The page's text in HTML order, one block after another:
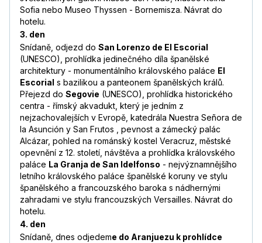
Sofia nebo Museo Thyssen - Bornemisza. Návrat do
hotelu.
3. den
Snídaně, odjezd do San Lorenzo de El Escorial
(UNESCO), prohlídka jedinečného díla španělské
architektury - monumentálního královského paláce El
Escorial s bazilikou a panteonem španělských králů.
Přejezd do Segovie (UNESCO), prohlídka historického
centra - římský akvadukt, který je jedním z
nejzachovalejších v Evropě, katedrála Nuestra Señora de
la Asunción y San Frutos , pevnost a zámecký palác
Alcázar, pohled na románský kostel Veracruz, městské
opevnění z 12. století, návštěva a prohlídka královského
paláce La Granja de San Idelfonso - nejvýznamnějšího
letního královského paláce španělské koruny ve stylu
španělského a francouzského baroka s nádhernými
zahradami ve stylu francouzských Versailles. Návrat do
hotelu.
4. den
Snídaně, dnes odjedeme do Aranjuezu k prohlídce